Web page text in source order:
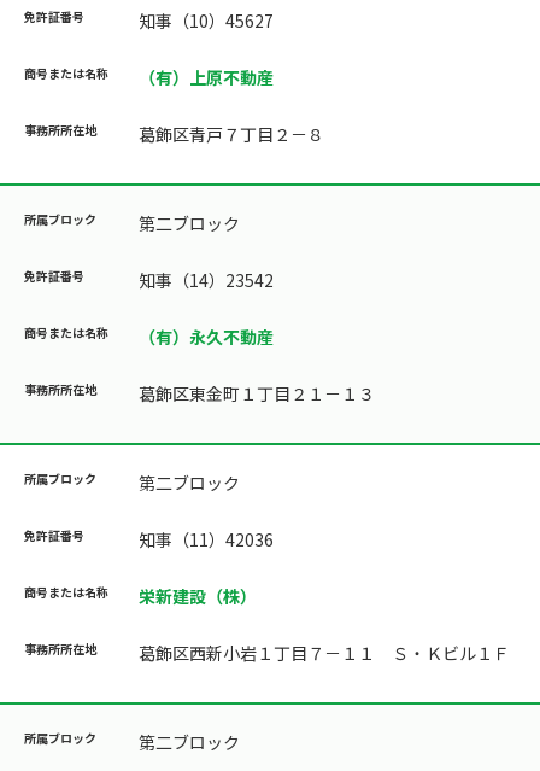
知事（10）45627
（有）上原不動産
葛飾区青戸７丁目２－８
第二ブロック
知事（14）23542
（有）永久不動産
葛飾区東金町１丁目２１－１３
第二ブロック
知事（11）42036
栄新建設（株）
葛飾区西新小岩１丁目７－１１ Ｓ・Ｋビル１Ｆ
第二ブロック